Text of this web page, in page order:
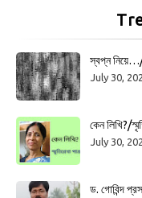
স্বপ্ন
July 30,
কেন লিখি?/
July 30,
ড. গোবিন্দ